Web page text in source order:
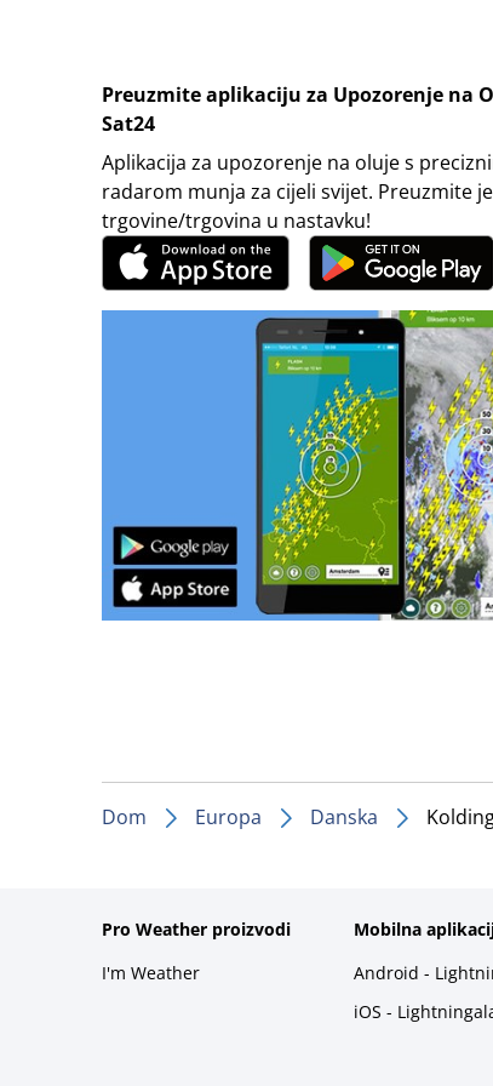
Preuzmite aplikaciju za Upozorenje na
Sat24
Aplikacija za upozorenje na oluje s
radarom munja za cijeli svijet. Preuzmite
trgovine/trgovina u nastavku!
Dom Europa Danska
Pro Weather proizvodi
I'm Weather
Mobilna
Android -
iOS -